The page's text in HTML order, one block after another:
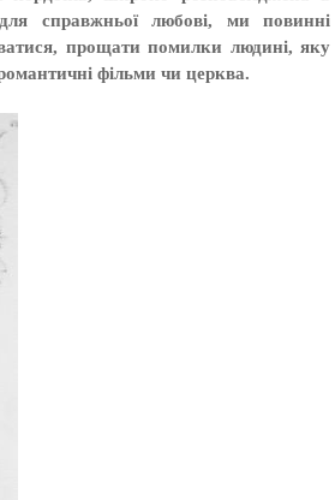
справжньої любові, ми повинні
прощати помилки людині, яку
фільми чи церква.